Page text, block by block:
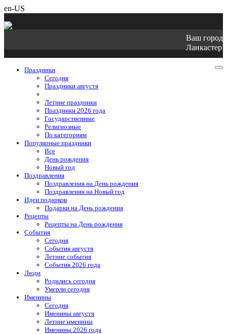
en-US
Ваш город
Ланкастер
Праздники
Cегодня
Праздники августя
Летние праздники
Праздники 2026 года
Государственные
Религиозные
По категориям
Популярные праздники
Все
День рождения
Новый год
Поздравления
Поздравления на День рождения
Поздравления на Новый год
Идеи подарков
Подарки на День рождения
Рецепты
Рецепты на День рождения
События
Cегодня
События августя
Летние события
События 2026 года
Люди
Родились сегодня
Умерли сегодня
Именины
Cегодня
Именины августя
Летние именины
Именины 2026 года